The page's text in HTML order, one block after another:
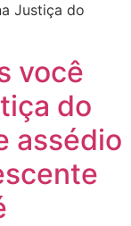
Justiça do
você
do
assédio